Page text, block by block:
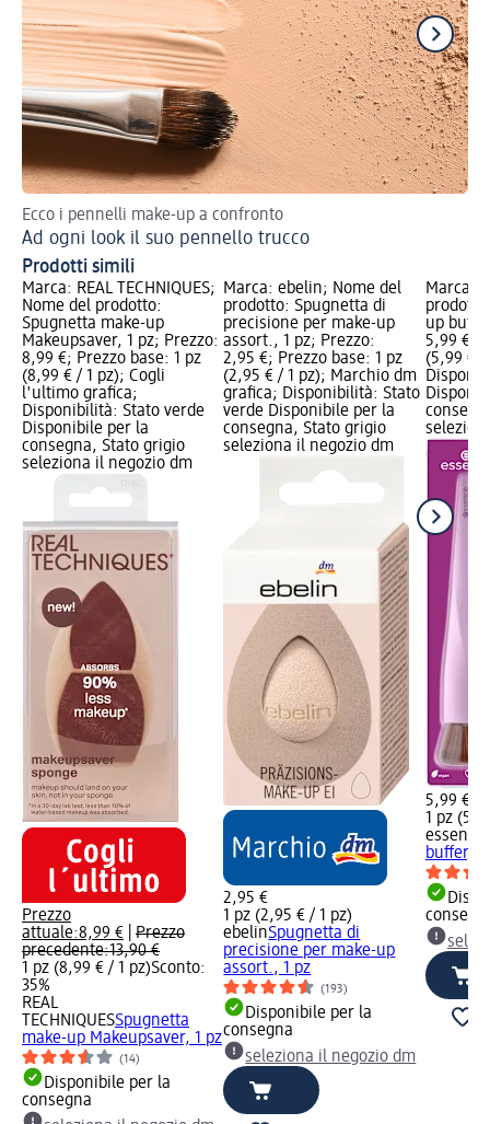
Ecco i pennelli make-up a confronto
Ad ogni look il suo pennello trucco
Prodotti simili
Marca: REAL TECHNIQUES;
Nome del prodotto:
Spugnetta make-up
Makeupsaver, 1 pz; Prezzo:
8,99 €; Prezzo base: 1 pz
(8,99 € / 1 pz); Cogli
l'ultimo grafica;
Disponibilità: Stato verde
Disponibile per la
consegna, Stato grigio
seleziona il negozio dm
Prezzo
attuale:8,99 €
Prezzo
precedente:13,90 €
1 pz (8,99 € / 1 pz)Sconto:
35%
REAL
TECHNIQUESSpugnetta
make-up Makeupsaver, 1 pz
(14)
Disponibile per la
consegna
Marca: ebelin; Nome del
prodotto: Spugnetta di
precisione per make-up
assort., 1 pz; Prezzo:
2,95 €; Prezzo base: 1 pz
(2,95 € / 1 pz); Marchio dm
grafica; Disponibilità: Stato
verde Disponibile per la
consegna, Stato grigio
seleziona il negozio dm
2,95 €
1 pz (2,95 € / 1 pz)
ebelinSpugnetta di
precisione per make-up
assort., 1 pz
(193)
Disponibile per la
consegna
seleziona il negozio dm
Marca:
up
5,99 €;
(5,99 € /
5,99 €
1 pz
essence
buffer, 1